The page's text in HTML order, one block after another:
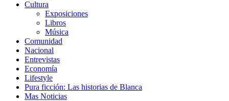
Cultura
Exposiciones
Libros
Música
Comunidad
Nacional
Entrevistas
Economía
Lifestyle
Pura ficción: Las historias de Blanca
Mas Noticias